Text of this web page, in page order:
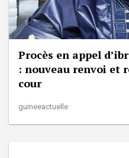
Procès en appel
: nouveau renvoi et
cour
guineeactuelle